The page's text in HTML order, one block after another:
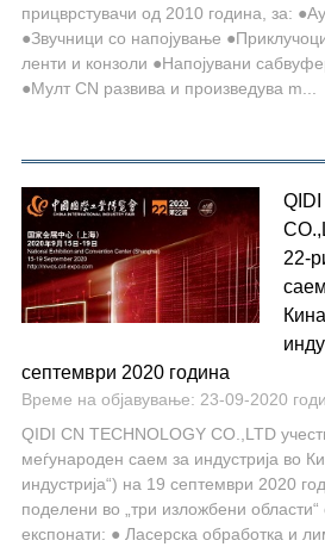
прицврстувачи од 2010 година, за:
●Звучници со напојување
ленти и конзоли ●Напојувани
●Мулт CN развива и произведува m...
22-
септември 2020 година
Време на објавување: 23-09-2020
QIDI CN TECHNOLOGY CO.,LTD
меѓународен саем за индустрија во
индустрија“) на 19 септември 2020
поделени во „три изложбени
експонати: ● Ласерска обработка и